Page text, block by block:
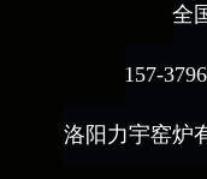
全
157-
洛阳力宇窑炉